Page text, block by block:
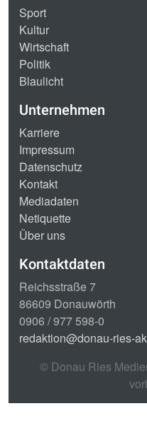
Sport
Kultur
Wirtschaft
Politik
Blaulicht
Unternehmen
Karriere
Impressum
Datenschutz
Kontakt
Mediadaten
Netiquette
Über uns
Kontaktdaten
Reichsstraße 7
86609 Donauwörth
0906 / 977 598-0
redaktion@donau-ries-
© Donau Ries